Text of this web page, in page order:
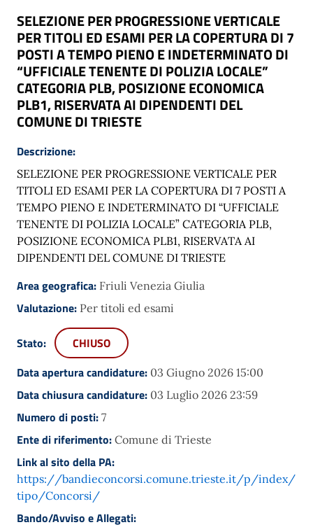
SELEZIONE PER PROGRESSIONE VERTICALE
PER TITOLI ED ESAMI PER LA COPERTURA DI 7
POSTI A TEMPO PIENO E INDETERMINATO DI
“UFFICIALE TENENTE DI POLIZIA LOCALE”
CATEGORIA PLB, POSIZIONE ECONOMICA
PLB1, RISERVATA AI DIPENDENTI DEL
COMUNE DI TRIESTE
Descrizione:
SELEZIONE PER PROGRESSIONE VERTICALE PER
TITOLI ED ESAMI PER LA COPERTURA DI 7 POSTI A
TEMPO PIENO E INDETERMINATO DI “UFFICIALE
TENENTE DI POLIZIA LOCALE” CATEGORIA PLB,
POSIZIONE ECONOMICA PLB1, RISERVATA AI
DIPENDENTI DEL COMUNE DI TRIESTE
Area geografica: Friuli Venezia Giulia
Valutazione: Per titoli ed esami
Stato:
CHIUSO
Data apertura candidature: 03 Giugno 2026 15:00
Data chiusura candidature: 03 Luglio 2026 23:59
Numero di posti: 7
Ente di riferimento: Comune di Trieste
Link al sito della PA:
https://bandieconcorsi.comune.trieste.it/p/index/
tipo/Concorsi/
Bando/Avviso e Allegati: